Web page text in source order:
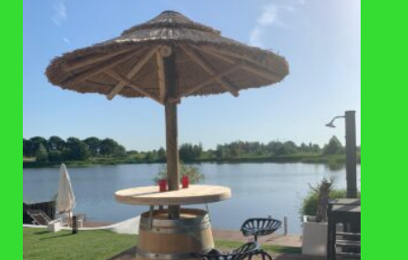
VAAK SAMEN GEKOCHT
TOEVOEGEN
AAN
VERLANGLIJST
HOUT
Houten tonnetje met vaste